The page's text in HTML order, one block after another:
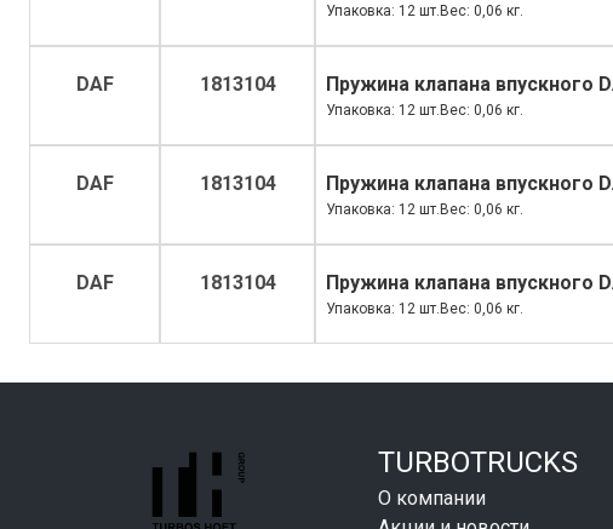
Упаковка: 12 шт.Вес: 0,06 кг.
DAF 1813104 Пружина клапана впускного
Упаковка: 12 шт.Вес: 0,06 кг.
DAF 1813104 Пружина клапана впускного
Упаковка: 12 шт.Вес: 0,06 кг.
DAF 1813104 Пружина клапана впускного
Упаковка: 12 шт.Вес: 0,06 кг.
TURBOTRUCKS
О компании